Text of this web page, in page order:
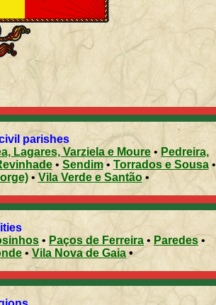
parishes
Lagares, Varziela e Moure• Pedreira,
• Sendim•Torrados e Sousa•
• Vila Verde e Santão•
• Paços de Ferreira • Paredes •
• Vila Nova de Gaia •